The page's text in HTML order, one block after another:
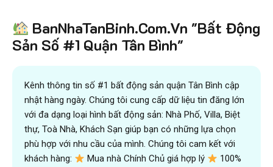
BanNhaTanBinh.Com.Vn "Bất Động
Sản Số #1 Quận Tân Bình"
Kênh thông tin số #1 bất động sản quận Tân Bình cập
nhật hàng ngày. Chúng tôi cung cấp dữ liệu tin đăng lớn
với đa dạng loại hình bất động sản: Nhà Phố, Villa, Biệt
thự, Toà Nhà, Khách Sạn giúp bạn có những lựa chọn
phù hợp với nhu cầu của mình. Chúng tôi cam kết với
khách hàng:
Mua nhà Chính Chủ giá hợp lý
100%